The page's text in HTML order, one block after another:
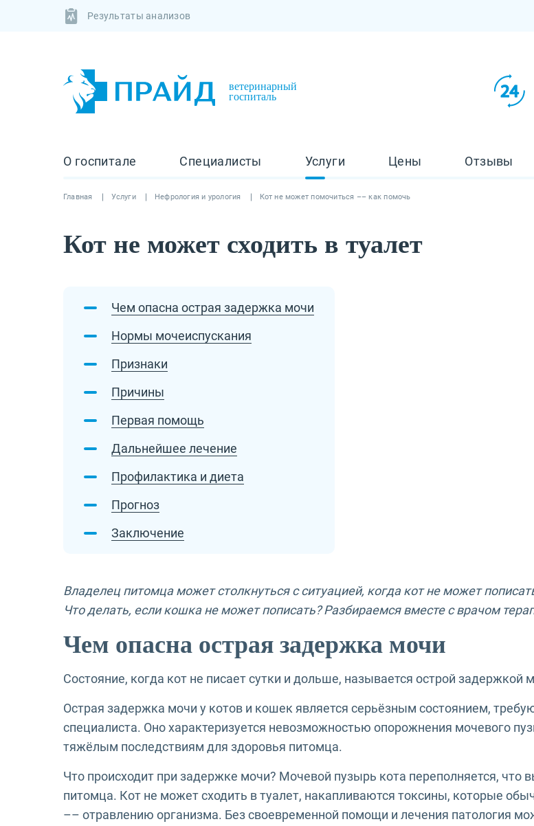
Результаты анализов
ветеринарный
госпиталь
О госпитале Специалисты Услуги Цены Отзывы
Главная Услуги Нефрология и урология Кот не может помочиться –– как помочь
Кот не может сходить в туалет
Чем опасна острая задержка мочи
Нормы мочеиспускания
Признаки
Причины
Первая помощь
Дальнейшее лечение
Профилактика и диета
Прогноз
Заключение
Владелец питомца может столкнуться с ситуацией, когда кот не может
Что делать, если кошка не может пописать? Разбираемся вместе с врачом
Чем опасна острая задержка мочи
Состояние, когда кот не писает сутки и дольше, называется острой задержкой
Острая задержка мочи у котов и кошек является серьёзным состоянием,
специалиста. Оно характеризуется невозможностью опорожнения мочевого
тяжёлым последствиям для здоровья питомца.
Что происходит при задержке мочи? Мочевой пузырь кота переполняется,
питомца. Кот не может сходить в туалет, накапливаются токсины, которые
–– отравлению организма. Без своевременной помощи и лечения патология